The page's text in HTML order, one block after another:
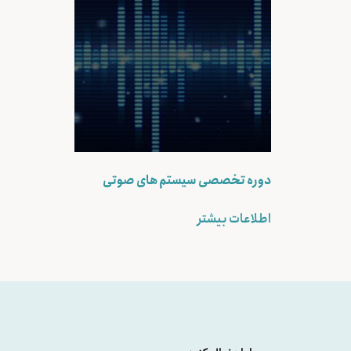
دوره تخصصی سیستم های صوتی
اطلاعات بیشتر